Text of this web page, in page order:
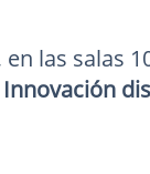
las salas